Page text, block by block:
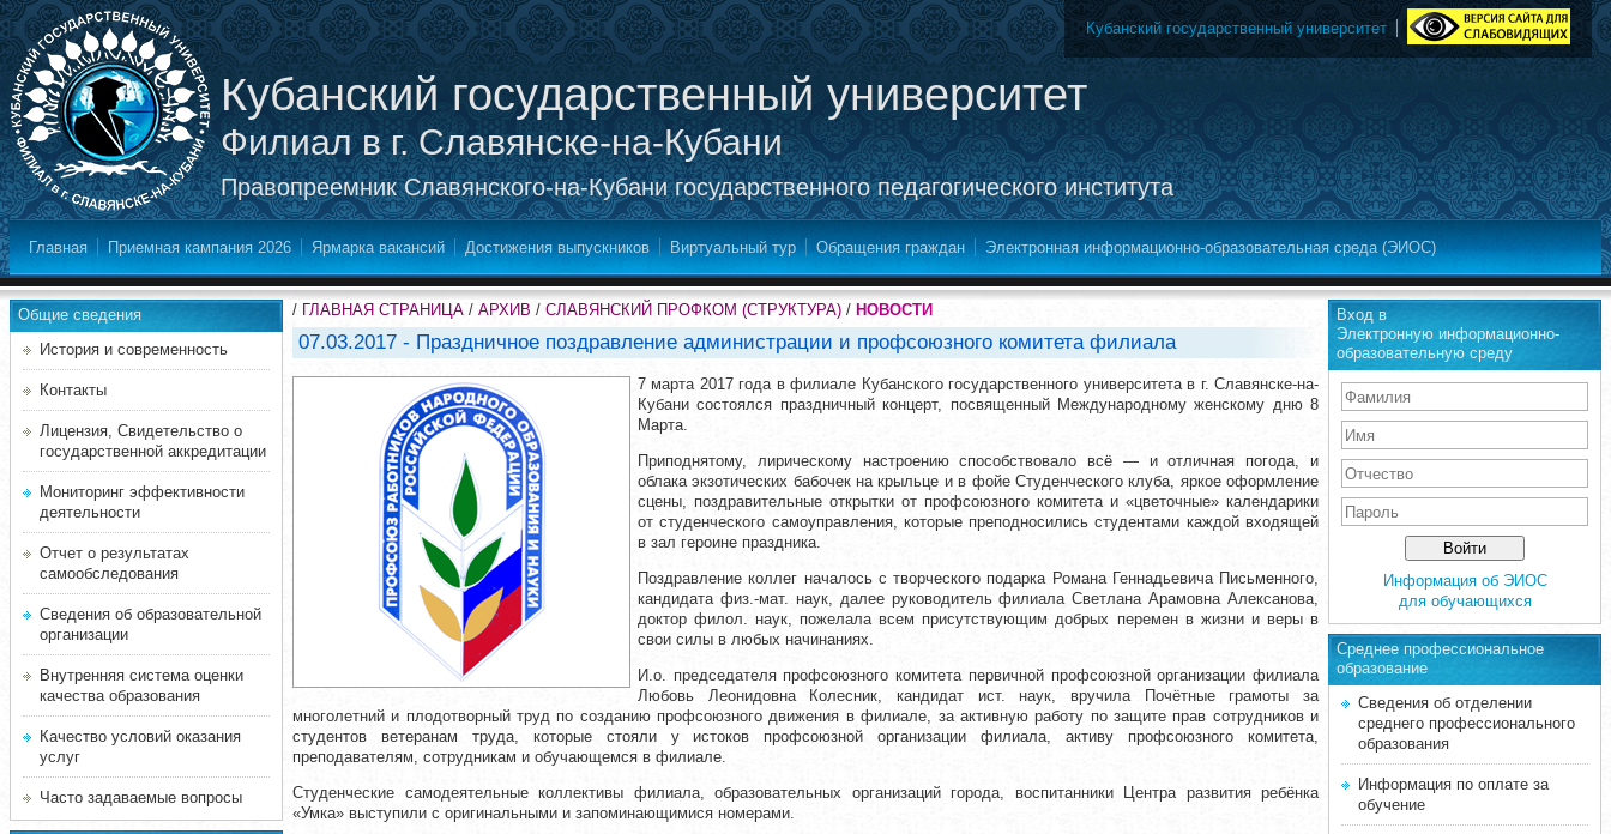
Кубанский государственный университет
Филиал в г. Славянске-на-Кубани
Правопреемник Славянского-на-Кубани государственного педагогического института
Кубанский государственный университет
Главная Приемная кампания 2026 Ярмарка вакансий Достижения выпускников Виртуальный тур Обращения граждан Электронная информационно-образовательная среда (ЭИОС)
Общие сведения
История и современность
Контакты
Лицензия, Свидетельство о
государственной аккредитации
Мониторинг эффективности
деятельности
Отчет о результатах
самообследования
Сведения об образовательной
организации
Внутренняя система оценки
качества образования
Качество условий оказания
услуг
Часто задаваемые вопросы
/ ГЛАВНАЯ СТРАНИЦА / АРХИВ / СЛАВЯНСКИЙ ПРОФКОМ (СТРУКТУРА) / НОВОСТИ
07.03.2017 - Праздничное поздравление администрации и профсоюзного комитета филиала
7 марта 2017 года в филиале Кубанского государственного университета в г. Славянске-на-
Кубани состоялся праздничный концерт, посвященный Международному женскому дню 8
Марта.
Приподнятому, лирическому настроению способствовало всё — и отличная погода, и
облака экзотических бабочек на крыльце и в фойе Студенческого клуба, яркое оформление
сцены, поздравительные открытки от профсоюзного комитета и «цветочные» календарики
от студенческого самоуправления, которые преподносились студентами каждой входящей
в зал героине праздника.
Поздравление коллег началось с творческого подарка Романа Геннадьевича Письменного,
кандидата физ.-мат. наук, далее руководитель филиала Светлана Арамовна Алексанова,
доктор филол. наук, пожелала всем присутствующим добрых перемен в жизни и веры в
свои силы в любых начинаниях.
И.о. председателя профсоюзного комитета первичной профсоюзной организации филиала
Любовь Леонидовна Колесник, кандидат ист. наук, вручила Почётные грамоты за
многолетний и плодотворный труд по созданию профсоюзного движения в филиале, за активную работу по защите прав сотрудников и
студентов ветеранам труда, которые стояли у истоков профсоюзной организации филиала, активу профсоюзного комитета,
преподавателям, сотрудникам и обучающемся в филиале.
Студенческие самодеятельные коллективы филиала, образовательных организаций города, воспитанники Центра развития ребёнка
«Умка» выступили с оригинальными и запоминающимися номерами.
Вход в
Электронную информационно-
образовательную среду
Информация об ЭИОС
для обучающихся
Среднее професcиональное
образование
Сведения об отделении
среднего профессионального
образования
Информация по оплате за
обучение